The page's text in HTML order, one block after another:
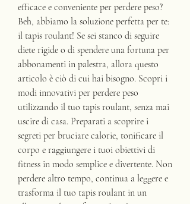
efficace e conveniente per perdere peso?
Beh, abbiamo la soluzione perfetta per te:
il tapis roulant! Se sei stanco di seguire
diete rigide o di spendere una fortuna per
abbonamenti in palestra, allora questo
articolo è ciò di cui hai bisogno. Scopri i
modi innovativi per perdere peso
utilizzando il tuo tapis roulant, senza mai
uscire di casa. Preparati a scoprire i
segreti per bruciare calorie, tonificare il
corpo e raggiungere i tuoi obiettivi di
fitness in modo semplice e divertente. Non
perdere altro tempo, continua a leggere e
trasforma il tuo tapis roulant in un